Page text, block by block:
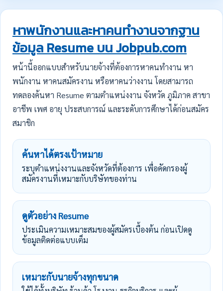
หาพนักงานและหาคนทำงานจากฐาน
ข้อมูล Resume บน Jobpub.com
หน้านี้ออกแบบสำหรับนายจ้างที่ต้องการหาคนทำงาน หา
พนักงาน หาคนสมัครงาน หรือหาคนว่างงาน โดยสามารถ
ทดลองค้นหา Resume ตามตำแหน่งงาน จังหวัด ภูมิภาค สาขา
อาชีพ เพศ อายุ ประสบการณ์ และระดับการศึกษาได้ก่อนสมัคร
สมาชิก
ค้นหาได้ตรงเป้าหมาย
ระบุตำแหน่งงานและจังหวัดที่ต้องการ เพื่อคัดกรองผู้
สมัครงานที่เหมาะกับบริษัทของท่าน
ดูตัวอย่าง Resume
ประเมินความเหมาะสมของผู้สมัครเบื้องต้น ก่อนเปิดดู
ข้อมูลติดต่อแบบเต็ม
เหมาะกับนายจ้างทุกขนาด